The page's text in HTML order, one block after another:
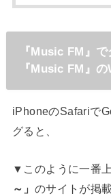
『Music FM』
『Music FM』
iPhoneのSafariで
グると、
▼このように一番
～」 のサイトが掲